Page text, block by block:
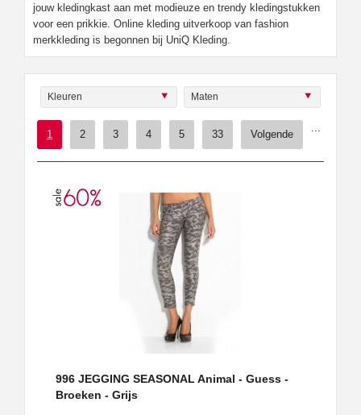
jouw kledingkast aan met modieuze en trendy kledingstukken
voor een prikkie. Online kleding uitverkoop van fashion
merkkleding is begonnen bij UniQ Kleding.
Kleuren Maten
1 2 3 4 5 33 Volgende
996 JEGGING SEASONAL Animal - Guess -
Broeken - Grijs